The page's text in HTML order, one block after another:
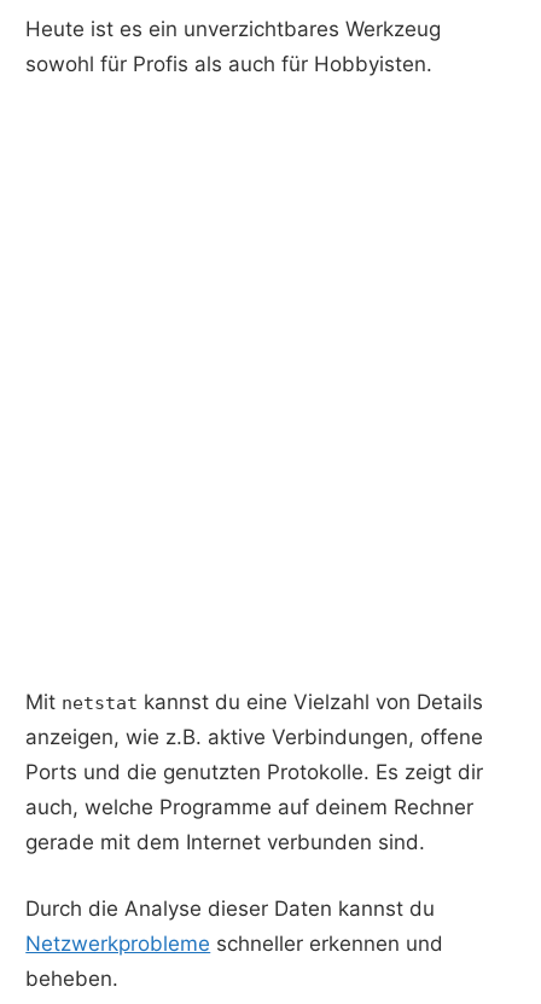
Heute ist es ein unverzichtbares Werkzeug
sowohl für Profis als auch für Hobbyisten.
Mit netstat kannst du eine Vielzahl von Details
anzeigen, wie z.B. aktive Verbindungen, offene
Ports und die genutzten Protokolle. Es zeigt dir
auch, welche Programme auf deinem Rechner
gerade mit dem Internet verbunden sind.
Durch die Analyse dieser Daten kannst du
Netzwerkprobleme schneller erkennen und
beheben.